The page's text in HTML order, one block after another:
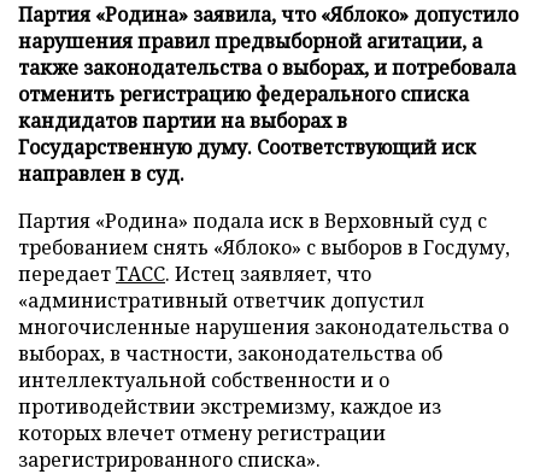
Партия «Родина» заявила, что «Яблоко» допустило
нарушения правил предвыборной агитации, а
также законодательства о выборах, и потребовала
отменить регистрацию федерального списка
кандидатов партии на выборах в
Государственную думу. Соответствующий иск
направлен в суд.
Партия «Родина» подала иск в Верховный суд с
требованием снять «Яблоко» с выборов в Госдуму,
передаетТАСС. Истец заявляет, что
«административный ответчик допустил
многочисленные нарушения законодательства о
выборах, в частности, законодательства об
интеллектуальной собственности и о
противодействии экстремизму, каждое из
которых влечет отмену регистрации
зарегистрированного списка».